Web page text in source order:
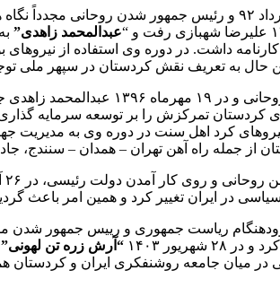
پس از انتخابات ۲۴ خرداد ۹۲ و رئیس جمهور
عبدالمحمد زاهدی”
داشت. در دوره وی استفاده از
حال به تعریف نقش کردستان در سپهر ملی
زاهدی جای خود را به
کردستان تمرکزش را بر توسعه سرمایه
کرد اهل سنت در دوره وی به مدیریت
از جمله راه آهن تهران – همدان – سنندج،
روی کار آمدن دولت رئیسی، در ۲۶ آبان ۹۶ مرادنیا جای خود را به
در ایران تغییر کرد و همین امر باعث
۱۴۰۳
“آرش زره تن لهونی”
در میان جامعه روشنفکری ایران و کردستان